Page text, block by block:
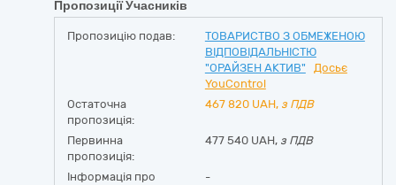
Пропозиції Учасників
Пропозицію подав:
ТОВАРИСТВО З ОБМЕЖЕНОЮ
ВІДПОВІДАЛЬНІСТЮ
"ОРАЙЗЕН АКТИВ"
Досьє
YouControl
Остаточна
пропозиція:
467 820 UAH, з ПДВ
Первинна
пропозиція:
477 540 UAH, з ПДВ
Інформація про
-